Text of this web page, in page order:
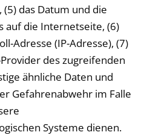
das Datum und die
auf die Internetseite, (6)
Adresse (IP-Adresse), (7)
des zugreifenden
ähnliche Daten und
Gefahrenabwehr im Falle
Systeme dienen.